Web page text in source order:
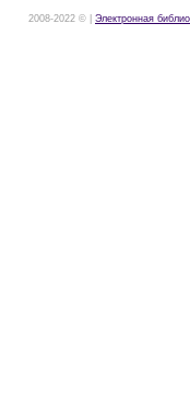
2008-2022 © | Электронная